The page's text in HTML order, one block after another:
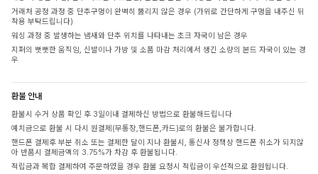
거래처 공정 과정 중 단추구멍이 완벽히 뚫리지 않은 경우 (가위로 간단하게 구멍을 내주신 뒤
착용 부탁드립니다)
워싱 과정 중 발생하는 냄새와 단추 위치를 나타내는 초크 자국이 남은 경우
지퍼의 뻣뻣한 움직임, 신발이나 가방 및 소품 마감 처리에서 생긴 소량의 본드 자국이 있는 경
우
환불 안내
환불시 수거 상품 확인 후 3일이내 결제하신 방법으로 환불해드립니다
예치금으로 환불 시 다시 원결제(무통장,핸드폰,카드)로의 환불은 불가합니다.
핸드폰 결제후 부분 취소 또는 결제한 달이 지나 환불시, 통신사 정책상 핸드폰 취소가 되지않
아 반품시 결제금액의 3.75%가 차감 후 환불됩니다.
적립금과 복합 결제하여 주문하였을 경우 환불 요청시 적립금이 우선적으로 환원됩니다.